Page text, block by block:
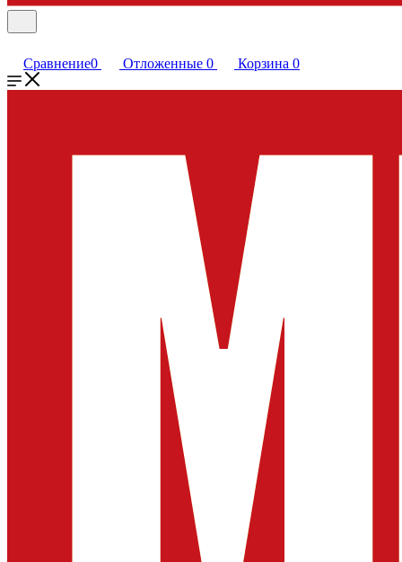
Сравнение0 Отложенные 0 Корзина 0